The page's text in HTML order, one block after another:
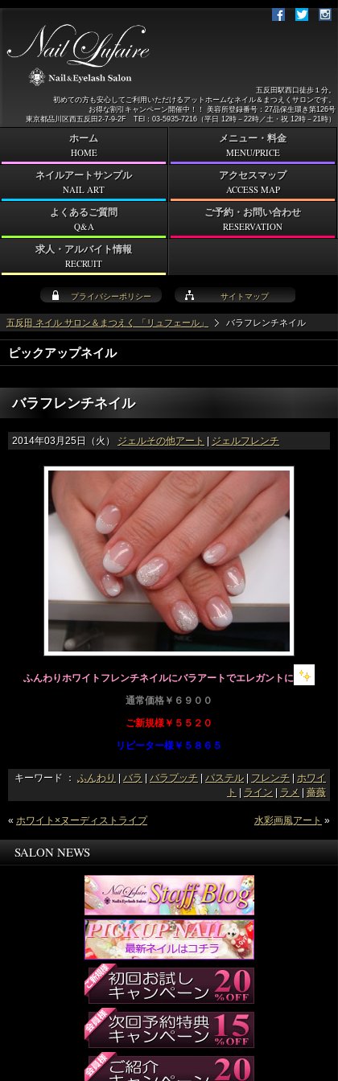
五反田 ネイル サロン＆まつえく 「リュフェール」 バラフレンチネイル
ピックアップネイル
バラフレンチネイル
2014年03月25日（火） ジェルその他アート | ジェルフレンチ
ふんわりホワイトフレンチネイルにバラアートでエレガントに
通常価格￥６９００
ご新規様￥５５２０
リピーター様￥５８６５
キーワード ： ふんわり | バラ | バラプッチ | パステル | フレンチ | ホワイ
ト | ライン | ラメ | 薔薇
« ホワイト×ヌーディストライプ 水彩画風アート »
SALON NEWS
プライバシーポリシー サイトマップ
五反田駅西口徒歩１分。
初めての方も安心してご利用いただけるアットホームなネイル＆まつえくサロンです。
お得な割引キャンペーン開催中！！ 美容所登録番号：27品保生環き第126号
東京都品川区西五反田2-7-9-2F TEl：03-5935-7216（平日 12時－22時／土・祝 12時－21時）
ホーム
HOME
メニュー・料金
MENU/PRICE
ネイルアートサンプル
NAIL ART
アクセスマップ
ACCESS MAP
よくあるご質問
Q&A
ご予約・お問い合わせ
RESERVATION
求人・アルバイト情報
RECRUIT